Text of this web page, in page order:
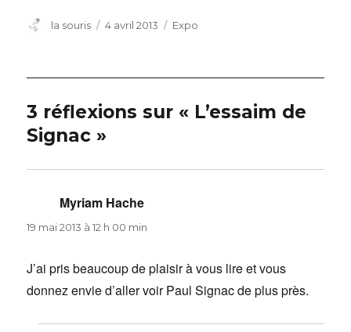
Auteur
la souris
Publié
4 avril 2013 Catégories
Expo
3 réflexions sur « L’essaim de
Signac »
Myriam Hache
19 mai 2013 à 12 h 00 min
J’ai pris beaucoup de plaisir à vous lire et vous
donnez envie d’aller voir Paul Signac de plus près.